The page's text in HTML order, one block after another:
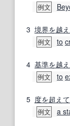
例文
3 境界を越
例文 to
4 基準を越
例文 to
5 度を超えて
例文 a